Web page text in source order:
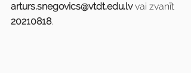
arturs.snegovics@vtdt.edu.lv vai zvanīt
20210818.